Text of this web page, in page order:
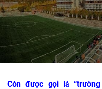
Còn được gọi là